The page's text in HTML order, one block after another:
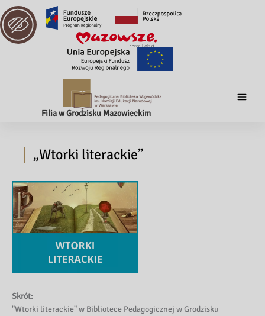
Filia w Grodzisku Mazowieckim
„Wtorki literackie”
Skrót:
"Wtorki literackie" w Bibliotece Pedagogicznej w Grodzisku